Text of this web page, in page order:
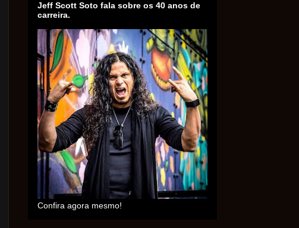
Jeff Scott Soto fala sobre os 40 anos de
carreira.
Confira agora mesmo!